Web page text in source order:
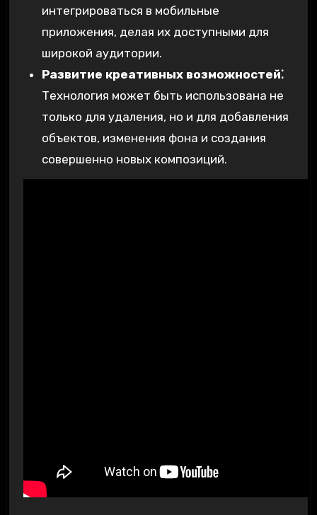
интегрироваться в мобильные
приложения, делая их доступными для
широкой аудитории.
Развитие креативных возможностей⁚
Технология может быть использована не
только для удаления, но и для добавления
объектов, изменения фона и создания
совершенно новых композиций.